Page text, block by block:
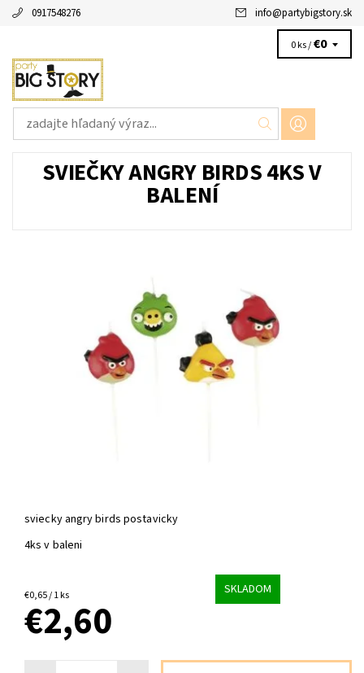
0917548276 info@partybigstory.sk
0 ks /€0
SVIEČKY ANGRY BIRDS 4KS V
BALENÍ
sviecky angry birds postavicky
4ks v baleni
€0,65 / 1 ks SKLADOM
€2,60